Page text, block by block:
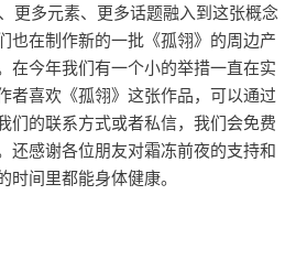
更多元素、更多话题融入到这张概念
也在制作新的一批《孤翎》的周边产
在今年我们有一个小的举措一直在实
者喜欢《孤翎》这张作品，可以通过
们的联系方式或者私信，我们会免费
还感谢各位朋友对霜冻前夜的支持和
时间里都能身体健康。